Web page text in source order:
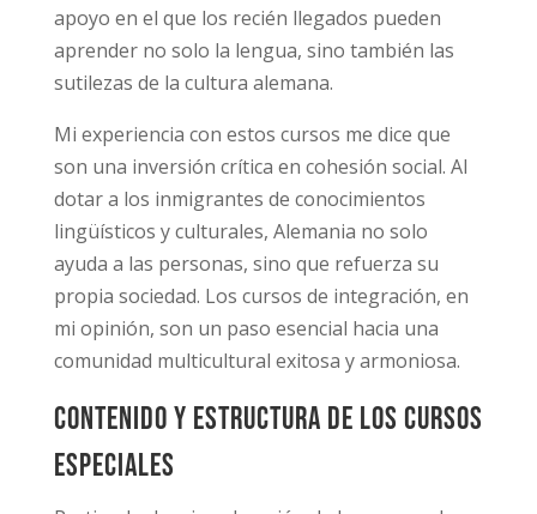
apoyo en el que los recién llegados pueden
aprender no solo la lengua, sino también las
sutilezas de la cultura alemana.
Mi experiencia con estos cursos me dice que
son una inversión crítica en cohesión social. Al
dotar a los inmigrantes de conocimientos
lingüísticos y culturales, Alemania no solo
ayuda a las personas, sino que refuerza su
propia sociedad. Los cursos de integración, en
mi opinión, son un paso esencial hacia una
comunidad multicultural exitosa y armoniosa.
Contenido y estructura de los cursos
especiales